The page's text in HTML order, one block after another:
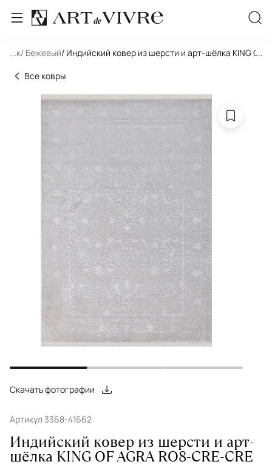
... / Бежевый/ Индийский ковер из шерсти и арт-шёлка KING OF
...
Все ковры
Скачать фотографии
Артикул 3368-41662
Индийский ковер из шерсти и арт-
шёлка KING OF AGRA RO8-CRE-CRE